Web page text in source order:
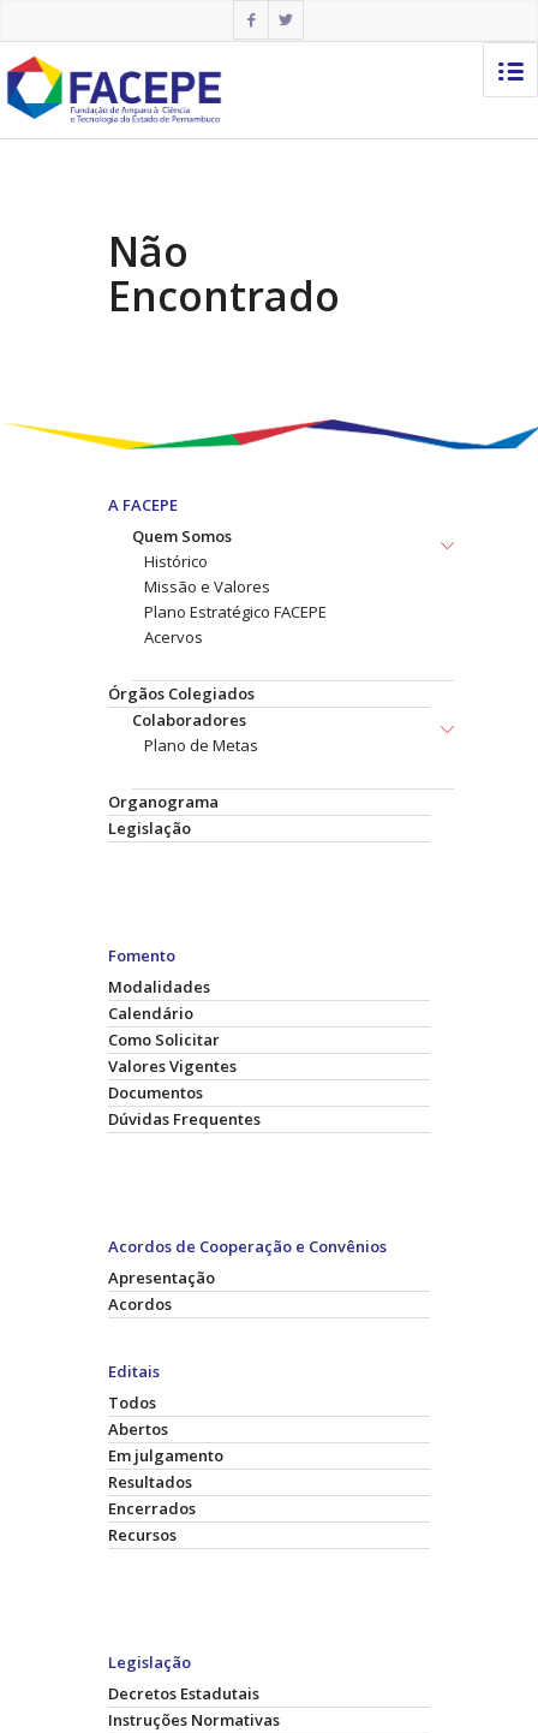
Não
Encontrado
A FACEPE
Quem Somos
Histórico
Missão e Valores
Plano Estratégico FACEPE
Acervos
Órgãos Colegiados
Colaboradores
Plano de Metas
Organograma
Legislação
Fomento
Modalidades
Calendário
Como Solicitar
Valores Vigentes
Documentos
Dúvidas Frequentes
Acordos de Cooperação e Convênios
Apresentação
Acordos
Editais
Todos
Abertos
Em julgamento
Resultados
Encerrados
Recursos
Legislação
Decretos Estadutais
Instruções Normativas